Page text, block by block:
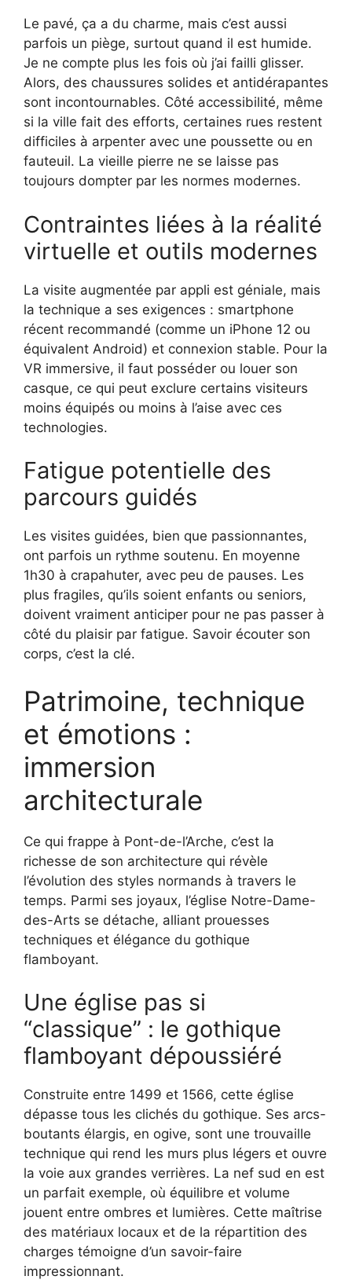
Le pavé, ça a du charme, mais c’est aussi
parfois un piège, surtout quand il est humide.
Je ne compte plus les fois où j’ai failli glisser.
Alors, des chaussures solides et antidérapantes
sont incontournables. Côté accessibilité, même
si la ville fait des efforts, certaines rues restent
difficiles à arpenter avec une poussette ou en
fauteuil. La vieille pierre ne se laisse pas
toujours dompter par les normes modernes.
Contraintes liées à la réalité
virtuelle et outils modernes
La visite augmentée par appli est géniale, mais
la technique a ses exigences : smartphone
récent recommandé (comme un iPhone 12 ou
équivalent Android) et connexion stable. Pour la
VR immersive, il faut posséder ou louer son
casque, ce qui peut exclure certains visiteurs
moins équipés ou moins à l’aise avec ces
technologies.
Fatigue potentielle des
parcours guidés
Les visites guidées, bien que passionnantes,
ont parfois un rythme soutenu. En moyenne
1h30 à crapahuter, avec peu de pauses. Les
plus fragiles, qu’ils soient enfants ou seniors,
doivent vraiment anticiper pour ne pas passer à
côté du plaisir par fatigue. Savoir écouter son
corps, c’est la clé.
Patrimoine, technique
et émotions :
immersion
architecturale
Ce qui frappe à Pont-de-l’Arche, c’est la
richesse de son architecture qui révèle
l’évolution des styles normands à travers le
temps. Parmi ses joyaux, l’église Notre-Dame-
des-Arts se détache, alliant prouesses
techniques et élégance du gothique
flamboyant.
Une église pas si
“classique” : le gothique
flamboyant dépoussiéré
Construite entre 1499 et 1566, cette église
dépasse tous les clichés du gothique. Ses arcs-
boutants élargis, en ogive, sont une trouvaille
technique qui rend les murs plus légers et ouvre
la voie aux grandes verrières. La nef sud en est
un parfait exemple, où équilibre et volume
jouent entre ombres et lumières. Cette maîtrise
des matériaux locaux et de la répartition des
charges témoigne d’un savoir-faire
impressionnant.